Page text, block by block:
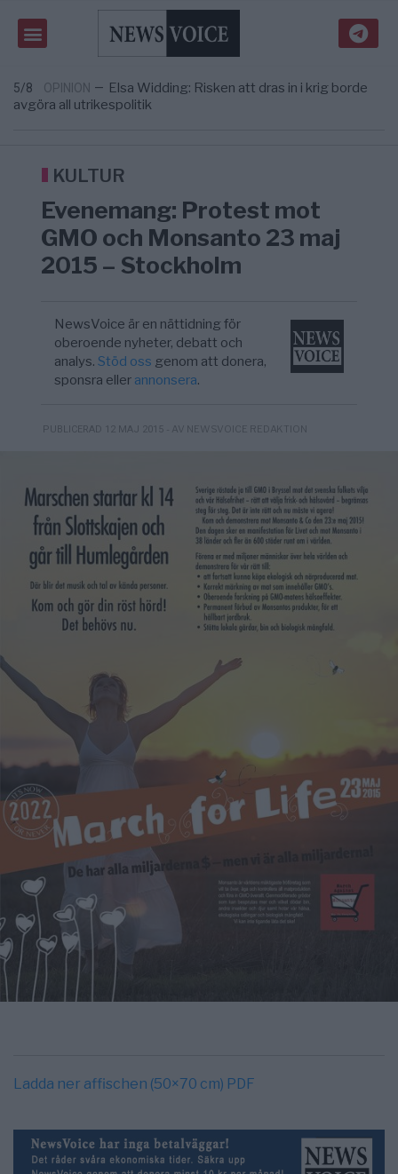
3/8 AFRIKA
Massiv anstormning till Ceuta – Misstankar
om amerikansk påverkan
UNITED STATES
Tucker Carlson: ”It’s Time to Save
5/8 OPINION — Elsa Widding: Risken att dras in i krig borde
avgöra all utrikespolitik
geografiskt apartheidsystem
om amerikansk påverkan
UNITED STATES — Tucker Carlson: ”It’s Time to Save
America” – Finally
KULTUR
Evenemang: Protest mot
GMO och Monsanto 23 maj
2015 – Stockholm
NewsVoice är en nättidning för
oberoende nyheter, debatt och
analys.Stöd oss genom att donera,
sponsra eller annonsera.
PUBLICERAD 12 MAJ 2015 - AV NEWSVOICE REDAKTION
Ladda ner affischen (50×70 cm) PDF